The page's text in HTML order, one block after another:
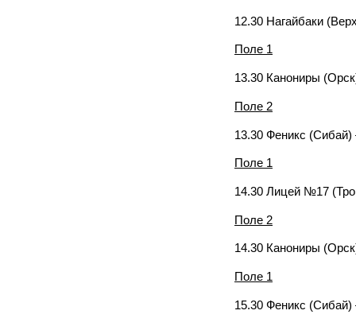
12.30 Нагайбаки
Поле 1
13.30 Канониры
Поле 2
13.30 Феникс (Сибай)
Поле 1
14.30 Лицей №17
Поле 2
14.30 Канониры
Поле 1
15.30 Феникс